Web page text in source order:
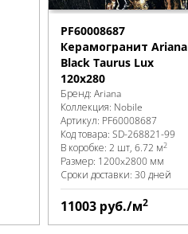
PF60008687
Керамогранит Ariana
Black Taurus Lux
120x280
Бренд: Ariana
Коллекция: Nobile
Артикул: PF60008687
Код товара: SD-268821-99
В коробке: 2 шт, 6.72 м2
Размер: 1200x2800 мм
Сроки доставки: 30 дней
11003 руб./м2